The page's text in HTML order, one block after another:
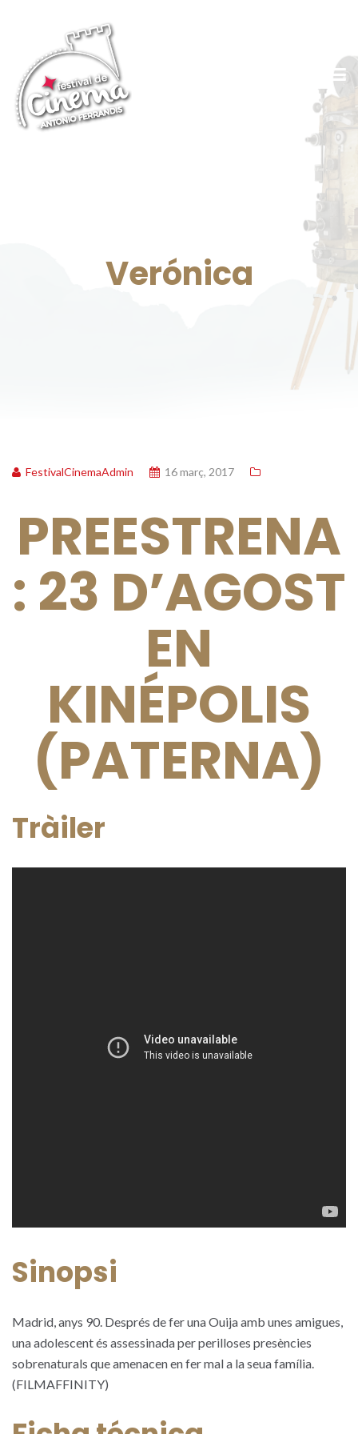
Verónica
FestivalCinemaAdmin 16 març, 2017
PREESTRENA
: 23 D’AGOST
EN
KINÉPOLIS
(PATERNA)
Tràiler
Sinopsi
Madrid, anys 90. Després de fer una Ouija amb unes amigues,
una adolescent és assessinada per perilloses presències
sobrenaturals que amenacen en fer mal a la seua família.
(FILMAFFINITY)